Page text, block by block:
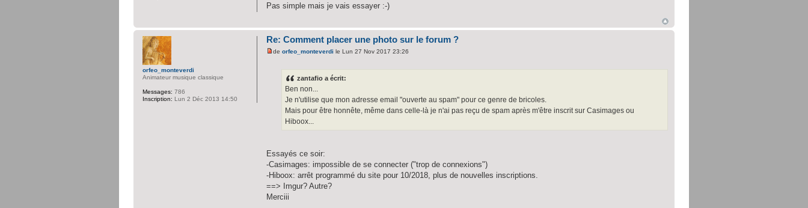
Pas simple mais je vais essayer :-)
Re: Comment placer une photo sur le forum ?
deorfeo_monteverdi le Lun 27 Nov 2017 23:26
zantafio a écrit:
Ben non...
Je n'utilise que mon adresse email "ouverte au spam" pour ce genre de bricoles.
Mais pour être honnête, même dans celle-là je n'ai pas reçu de spam après m'être inscrit sur Casimages ou
Hiboox...
Essayés ce soir:
-Casimages: impossible de se connecter ("trop de connexions")
-Hiboox: arrêt programmé du site pour 10/2018, plus de nouvelles inscriptions.
==> Imgur? Autre?
Merciii
orfeo_monteverdi
Animateur musique classique
Messages: 786
Inscription: Lun 2 Déc 2013 14:50